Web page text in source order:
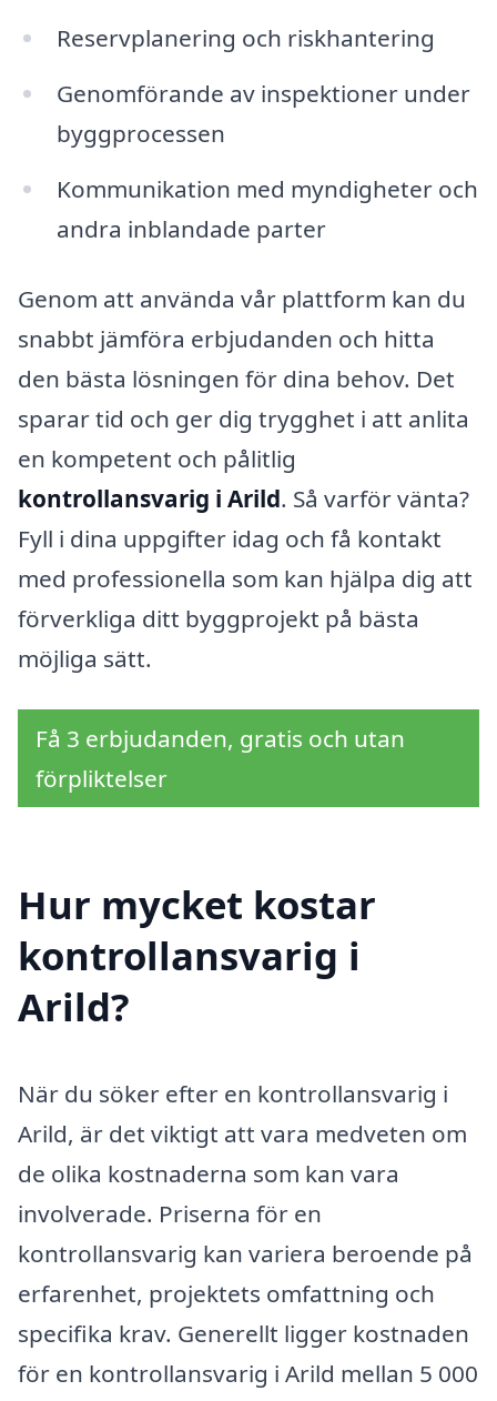
Reservplanering och riskhantering
Genomförande av inspektioner under
byggprocessen
Kommunikation med myndigheter och
andra inblandade parter
Genom att använda vår plattform kan du
snabbt jämföra erbjudanden och hitta
den bästa lösningen för dina behov. Det
sparar tid och ger dig trygghet i att anlita
en kompetent och pålitlig
kontrollansvarig i Arild. Så varför vänta?
Fyll i dina uppgifter idag och få kontakt
med professionella som kan hjälpa dig att
förverkliga ditt byggprojekt på bästa
möjliga sätt.
Få 3 erbjudanden, gratis och utan
förpliktelser
Hur mycket kostar
kontrollansvarig i
Arild?
När du söker efter en kontrollansvarig i
Arild, är det viktigt att vara medveten om
de olika kostnaderna som kan vara
involverade. Priserna för en
kontrollansvarig kan variera beroende på
erfarenhet, projektets omfattning och
specifika krav. Generellt ligger kostnaden
för en kontrollansvarig i Arild mellan 5 000